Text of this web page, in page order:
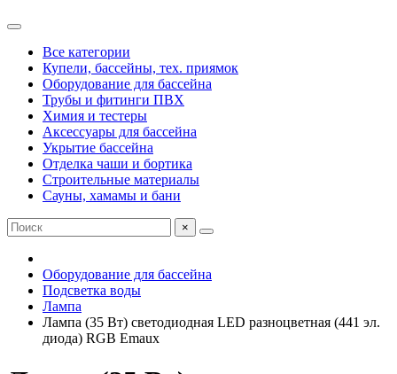
Все категории
Купели, бассейны, тех. приямок
Оборудование для бассейна
Трубы и фитинги ПВХ
Химия и тестеры
Аксессуары для бассейна
Укрытие бассейна
Отделка чаши и бортика
Строительные материалы
Сауны, хамамы и бани
×
Оборудование для бассейна
Подсветка воды
Лампа
Лампа (35 Вт) светодиодная LED разноцветная (441 эл.
диода) RGB Emaux